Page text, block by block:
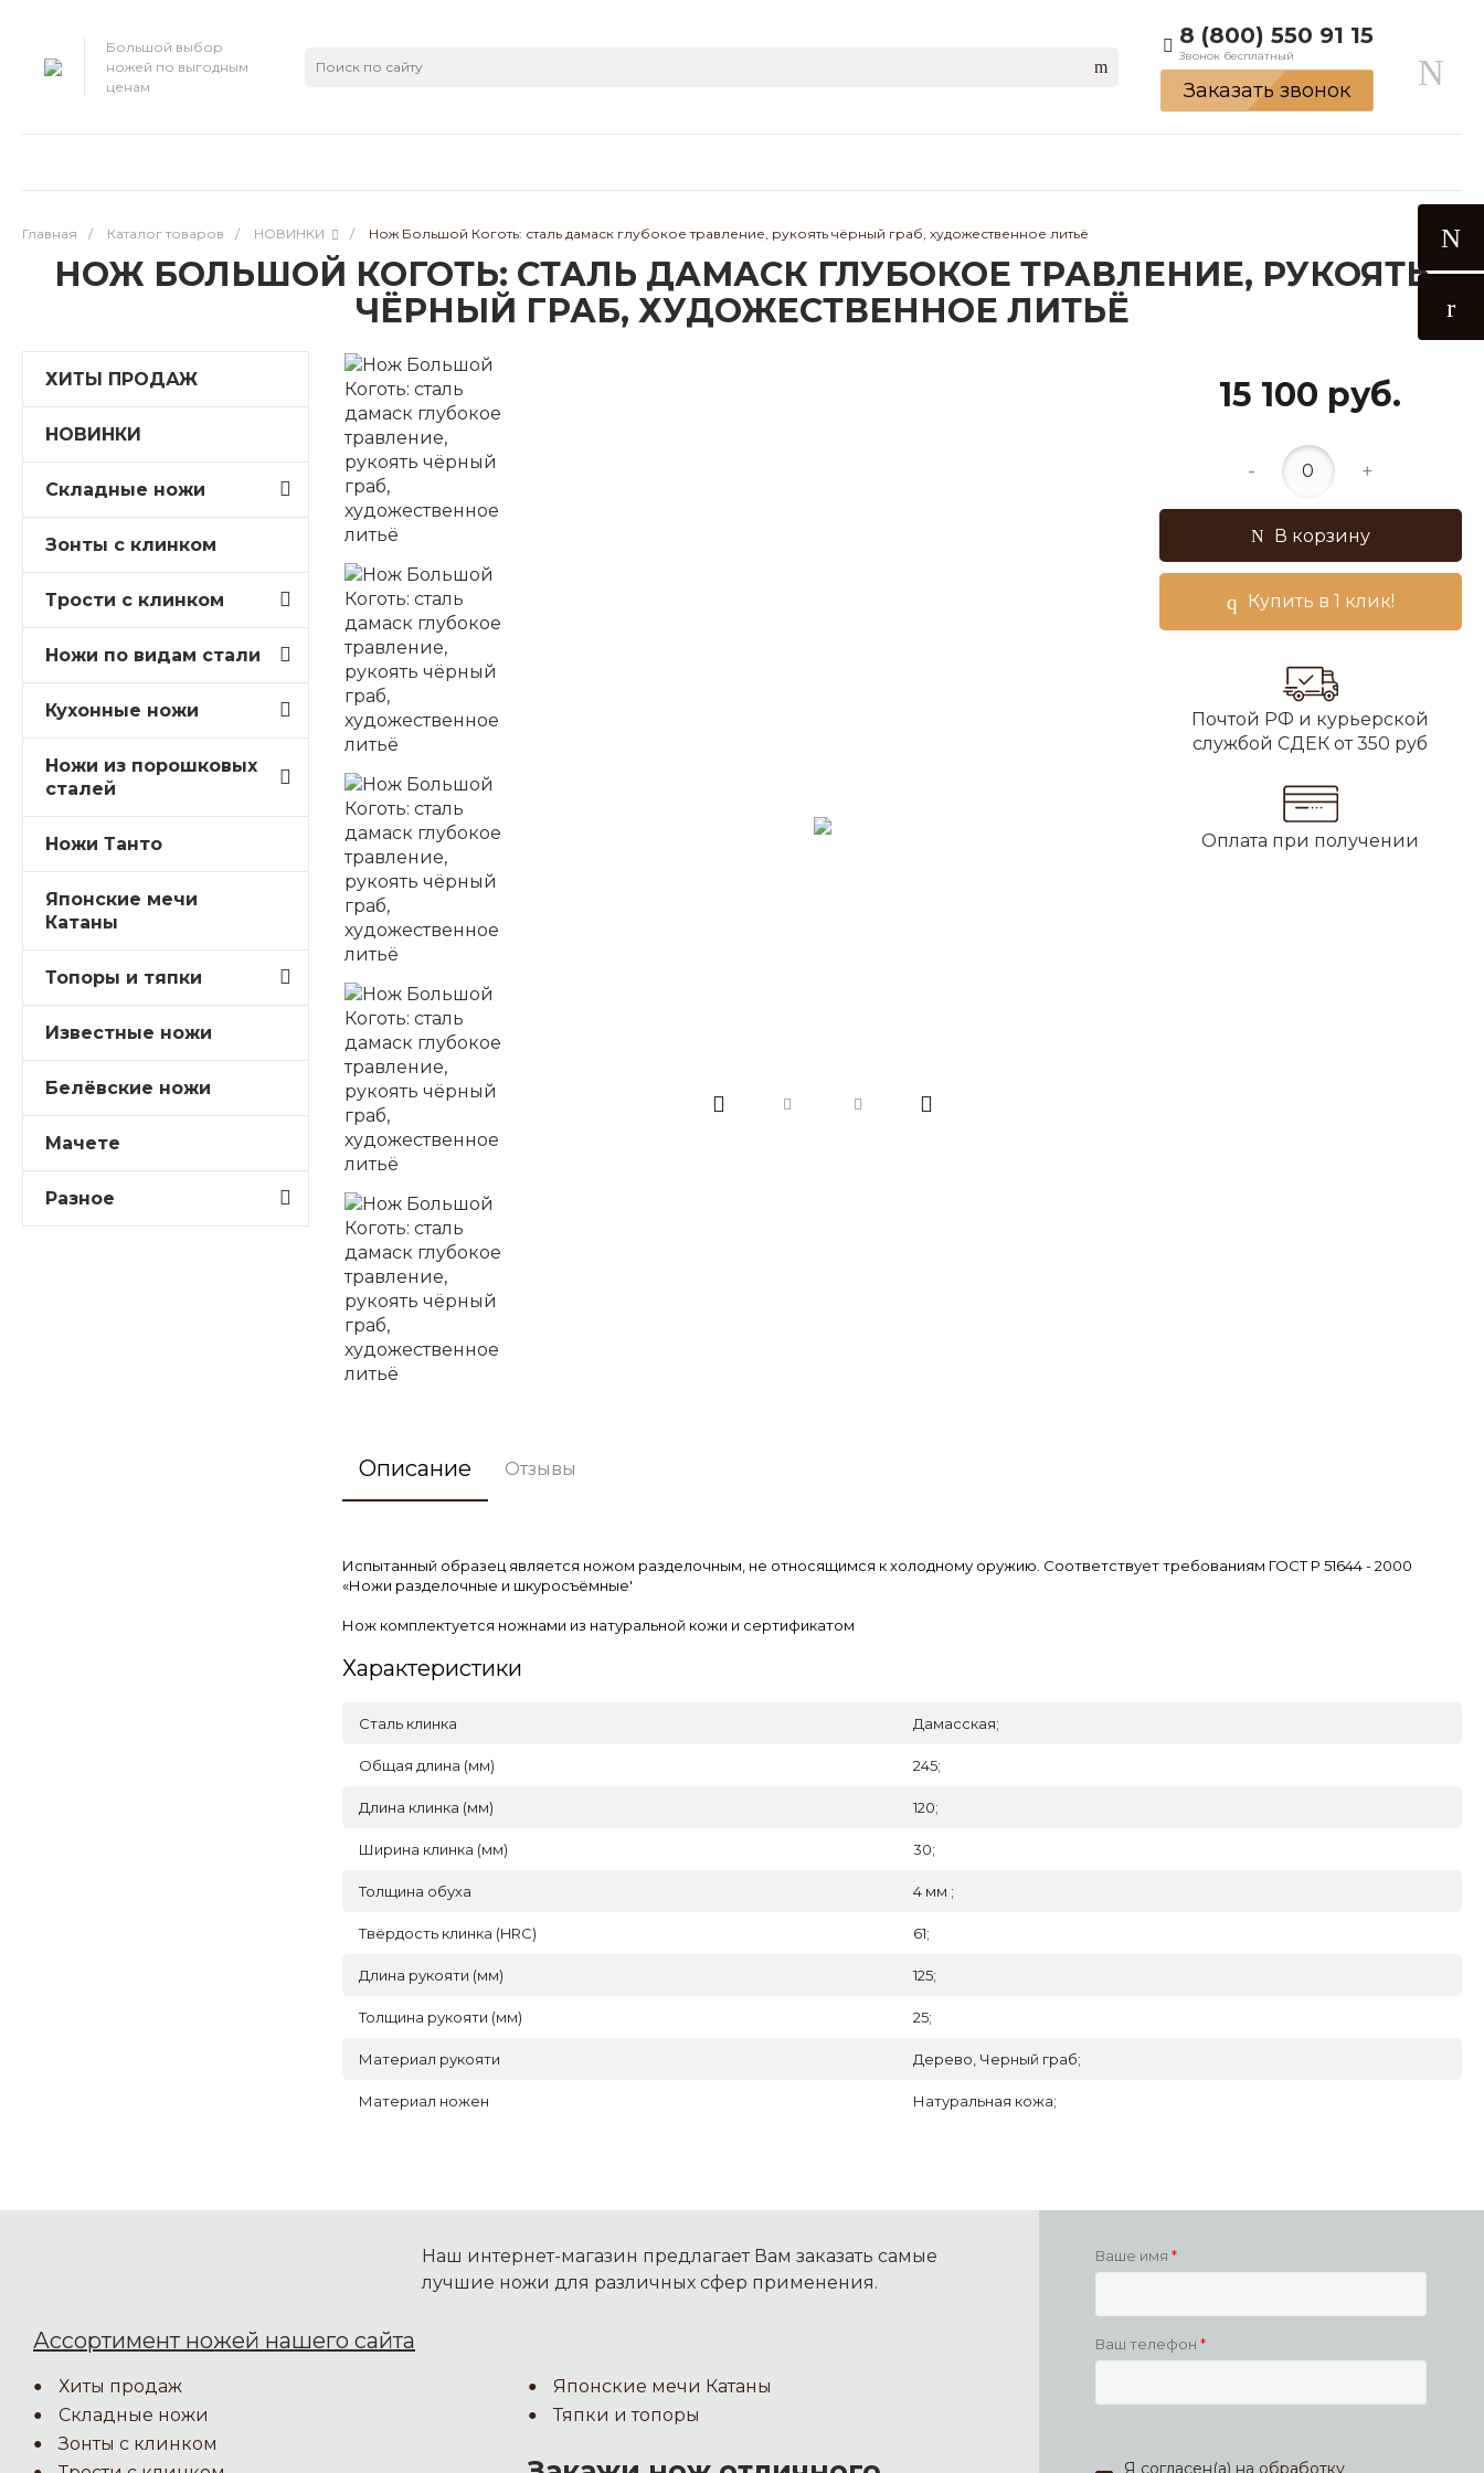
Большой выбор
ножей по выгодным
ценам
8 (800) 550 91 15
Звонок бесплатный
Заказать звонок
Главная / Каталог товаров / НОВИНКИ / Нож Большой Коготь: сталь дамаск глубокое травление, рукоять чёрный граб, художественное литьё
НОЖ БОЛЬШОЙ КОГОТЬ: СТАЛЬ ДАМАСК ГЛУБОКОЕ ТРАВЛЕНИЕ, РУКОЯТЬ
ЧЁРНЫЙ ГРАБ, ХУДОЖЕСТВЕННОЕ ЛИТЬЁ
ХИТЫ ПРОДАЖ
НОВИНКИ
Складные ножи
Зонты с клинком
Трости c клинком
Ножи по видам стали
Кухонные ножи
Ножи из порошковых
сталей
Ножи Танто
Японские мечи
Катаны
Топоры и тяпки
Известные ножи
Белёвские ножи
Мачете
Разное
15 100 руб.
- +
В корзину
Купить в 1 клик!
Почтой РФ и курьерской
службой СДЕК от 350 руб
Оплата при получении
Описание Отзывы
Испытанный образец является ножом разделочным, не относящимся к холодному оружию. Соответствует требованиям ГОСТ Р 51644 - 2000
«Ножи разделочные и шкуросъёмные'
Нож комплектуется ножнами из натуральной кожи и сертификатом
Характеристики
Сталь клинка Дамасская;
Общая длина (мм) 245;
Длина клинка (мм) 120;
Ширина клинка (мм) 30;
Толщина обуха 4 мм ;
Твёрдость клинка (HRC) 61;
Длина рукояти (мм) 125;
Толщина рукояти (мм) 25;
Материал рукояти Дерево, Черный граб;
Материал ножен Натуральная кожа;
Наш интернет-магазин предлагает Вам заказать самые
лучшие ножи для различных сфер применения.
Ассортимент ножей нашего сайта
Хиты продаж
Складные ножи
Зонты с клинком
Японские мечи Катаны
Тяпки и топоры
Ваше имя
Ваш телефон
Я согласен(а) на обработку